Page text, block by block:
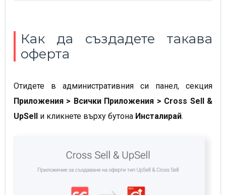
Как да създадете такава
оферта
Отидете в административния си панел, секция
Приложения > Всички Приложения > Cross Sell &
UpSell
и кликнете върху бутона Инсталирай.